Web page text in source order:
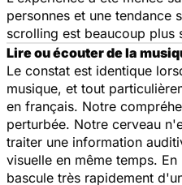
personnes et une tendance
scrolling est beaucoup plus
Lire ou écouter de la
Le constat est identique
musique, et tout
en français. Notre
perturbée. Notre cerveau
traiter une information
visuelle en même temps.
bascule très rapidement